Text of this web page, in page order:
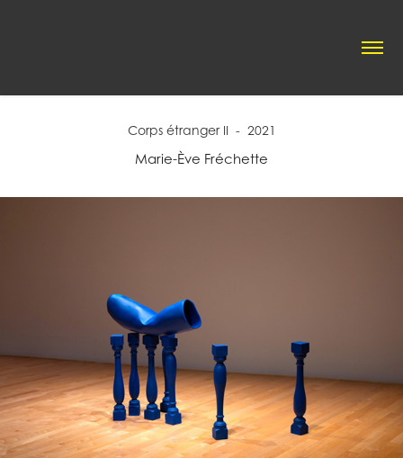
Corps étranger II  -  2021
Marie-Ève Fréchette